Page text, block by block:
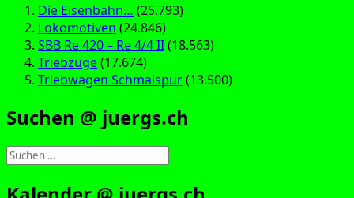
Die Eisenbahn… (25.793)
Lokomotiven (24.846)
SBB Re 420 – Re 4/4 II(18.563)
Triebzüge(17.674)
Triebwagen Schmalspur(13.500)
Suchen @ juergs.ch
Suchen
nach: